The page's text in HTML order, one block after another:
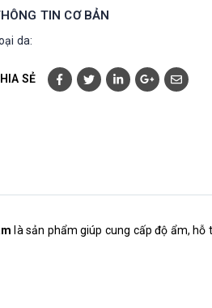
TIN CƠ BẢN
da:
SẺ
là sản phẩm giúp cung cấp độ ẩm,